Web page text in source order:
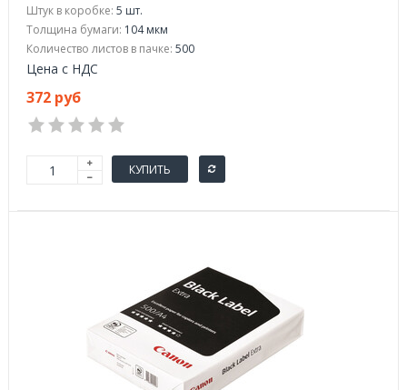
Штук в коробке: 5 шт.
Толщина бумаги: 104 мкм
Количество листов в пачке: 500
Цена с НДС
372 руб
КУПИТЬ